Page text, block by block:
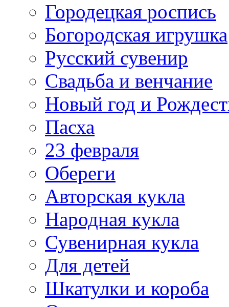
Городецкая роспись
Богородская игрушка
Русский сувенир
Свадьба и венчание
Новый год и
Пасха
23 февраля
Обереги
Авторская кукла
Народная кукла
Сувенирная кукла
Для детей
Шкатулки и короба